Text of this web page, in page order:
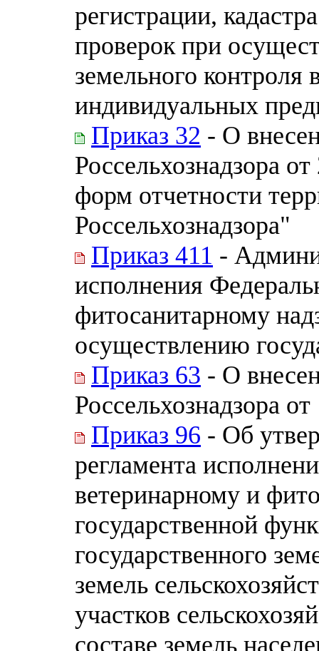
регистрации,
проверок при
земельного
индивидуальных
Приказ 32 - О
Россельхознадзора
форм отчетности
Россельхознадзора"
Приказ 411 -
исполнения
фитосанитарному
осуществлению
Приказ 63 - О
Россельхознадзора
Приказ 96 - Об
регламента
ветеринарному и
государственной
государственного
земель
участков
составе земель